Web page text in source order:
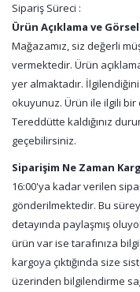
Sipariş Süreci :
Ürün Açıklama ve
Mağazamız, siz değerli
vermektedir. Ürün
yer almaktadır.
okuyunuz. Ürün ile ilgili bir
Tereddütte kaldığınız
geçebilirsiniz.
Siparişim Ne Zaman
16:00'ya kadar verilen
gönderilmektedir. Bu
detayında paylaşmış
ürün var ise tarafınıza
kargoya çıktığında size
üzerinden bilgilendirme